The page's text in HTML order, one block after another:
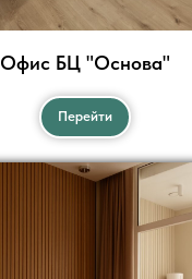
Офис БЦ "Основа"
Перейти